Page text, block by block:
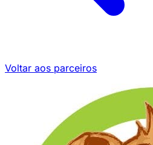
Voltar aos parceiros